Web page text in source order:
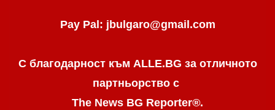
Pay Pal: jbulgaro@gmail.com
С благодарност към ALLE.BG за отличното
партньорство с
The News BG Reporter®.